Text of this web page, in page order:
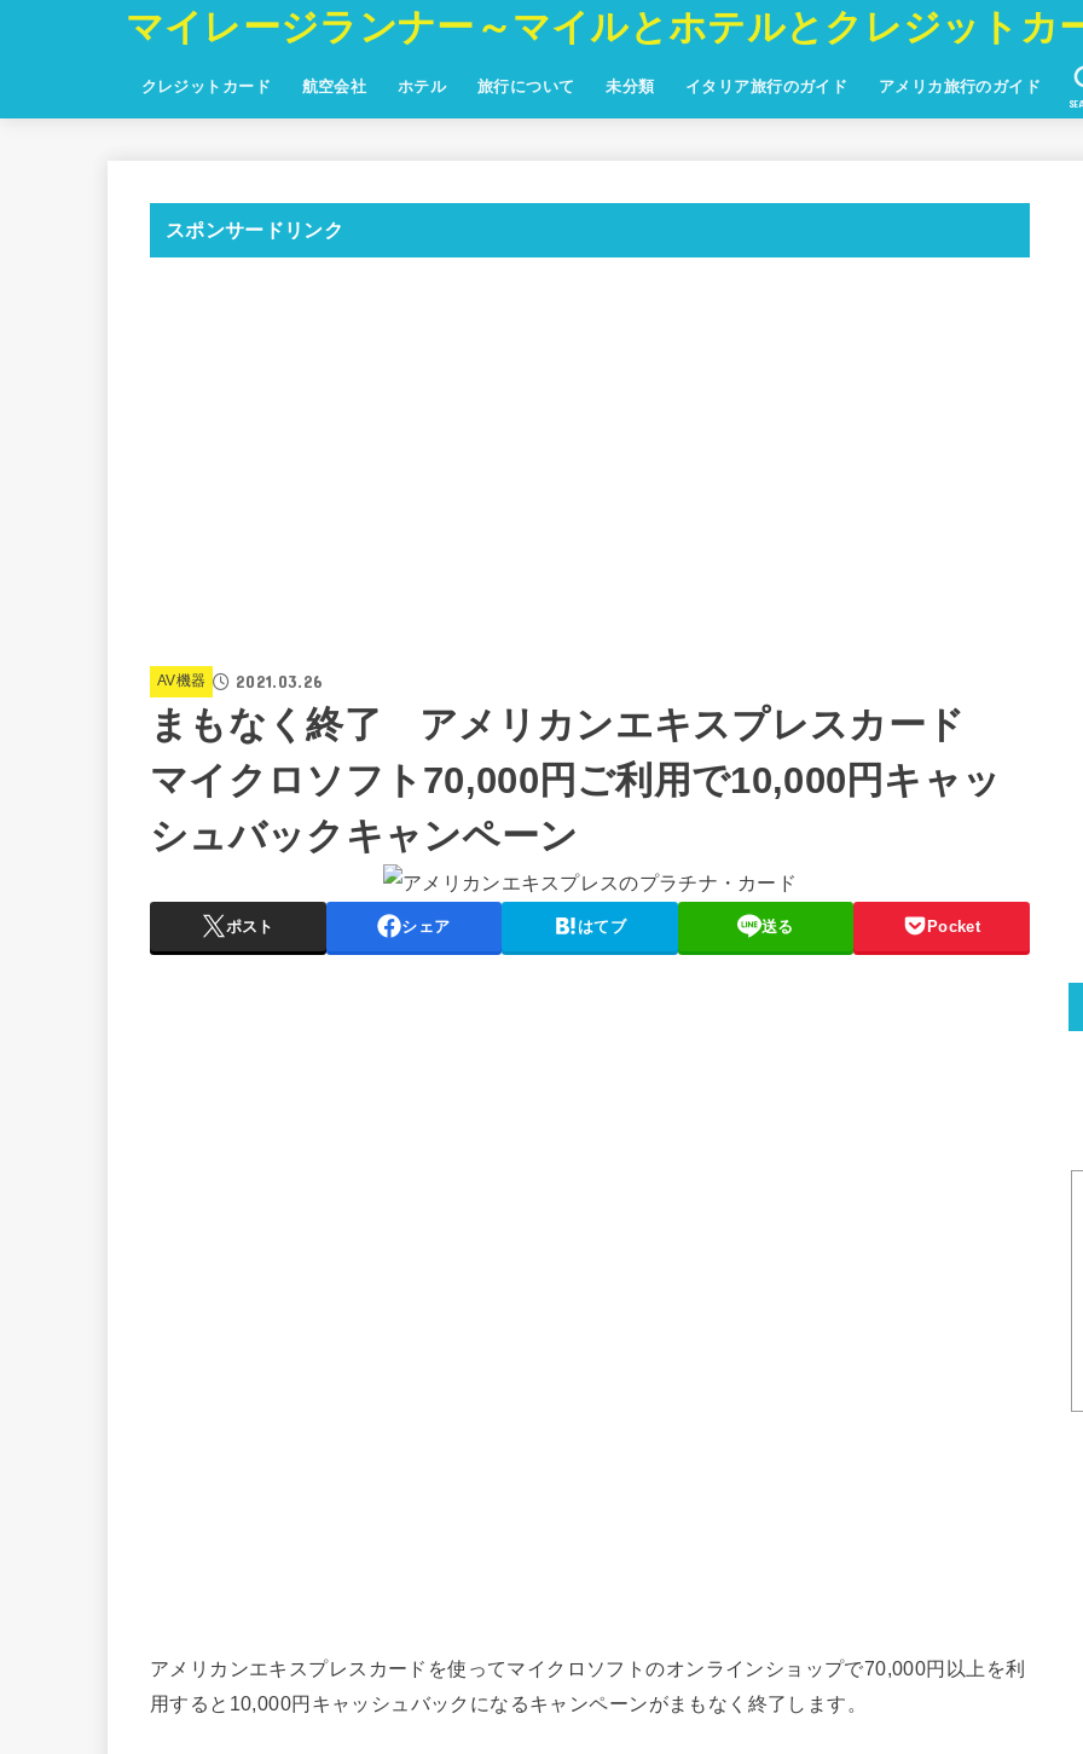
マイレージランナー～マイルとホテルとクレジットカ
クレジットカード 航空会社 ホテル 旅行について 未分類 イタリア旅行のガイド アメリカ旅行のガイド
スポンサードリンク
AV機器 2021.03.26
まもなく終了 アメリカンエキスプレスカード
マイクロソフト70,000円ご利用で10,000円キャッ
シュバックキャンペーン
ポスト シェア はてブ 送る Pocket
アメリカンエキスプレスカードを使ってマイクロソフトのオンラインショップで70,000円以上を利
用すると10,000円キャッシュバックになるキャンペーンがまもなく終了します。